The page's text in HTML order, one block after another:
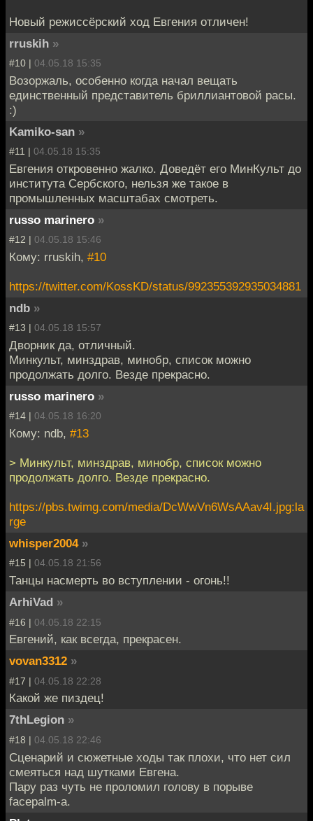
Новый режиссёрский ход Евгения отличен!
rruskih »
#10 | 04.05.18 15:35
Возоржаль, особенно когда начал вещать
единственный представитель бриллиантовой расы.
:)
Kamiko-san »
#11 | 04.05.18 15:35
Евгения откровенно жалко. Доведёт его МинКульт до
института Сербского, нельзя же такое в
промышленных масштабах смотреть.
russo marinero »
#12 | 04.05.18 15:46
Кому: rruskih, #10
https://twitter.com/KossKD/status/992355392935034881
ndb »
#13 | 04.05.18 15:57
Дворник да, отличный.
Минкульт, минздрав, минобр, список можно
продолжать долго. Везде прекрасно.
russo marinero »
#14 | 04.05.18 16:20
Кому: ndb, #13
> Минкульт, минздрав, минобр, список можно
продолжать долго. Везде прекрасно.
https://pbs.twimg.com/media/DcWwVn6WsAAav4I.jpg:la
rge
whisper2004 »
#15 | 04.05.18 21:56
Танцы насмерть во вступлении - огонь!!
ArhiVad »
#16 | 04.05.18 22:15
Евгений, как всегда, прекрасен.
vovan3312 »
#17 | 04.05.18 22:28
Какой же пиздец!
7thLegion »
#18 | 04.05.18 22:46
Сценарий и сюжетные ходы так плохи, что нет сил
смеяться над шутками Евгена.
Пару раз чуть не проломил голову в порыве
facepalm-а.